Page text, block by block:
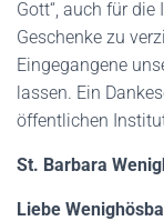
Gott“, auch für
Geschenke zu
Eingegangene
lassen. Ein
öffentlichen
St. Barbara
Liebe